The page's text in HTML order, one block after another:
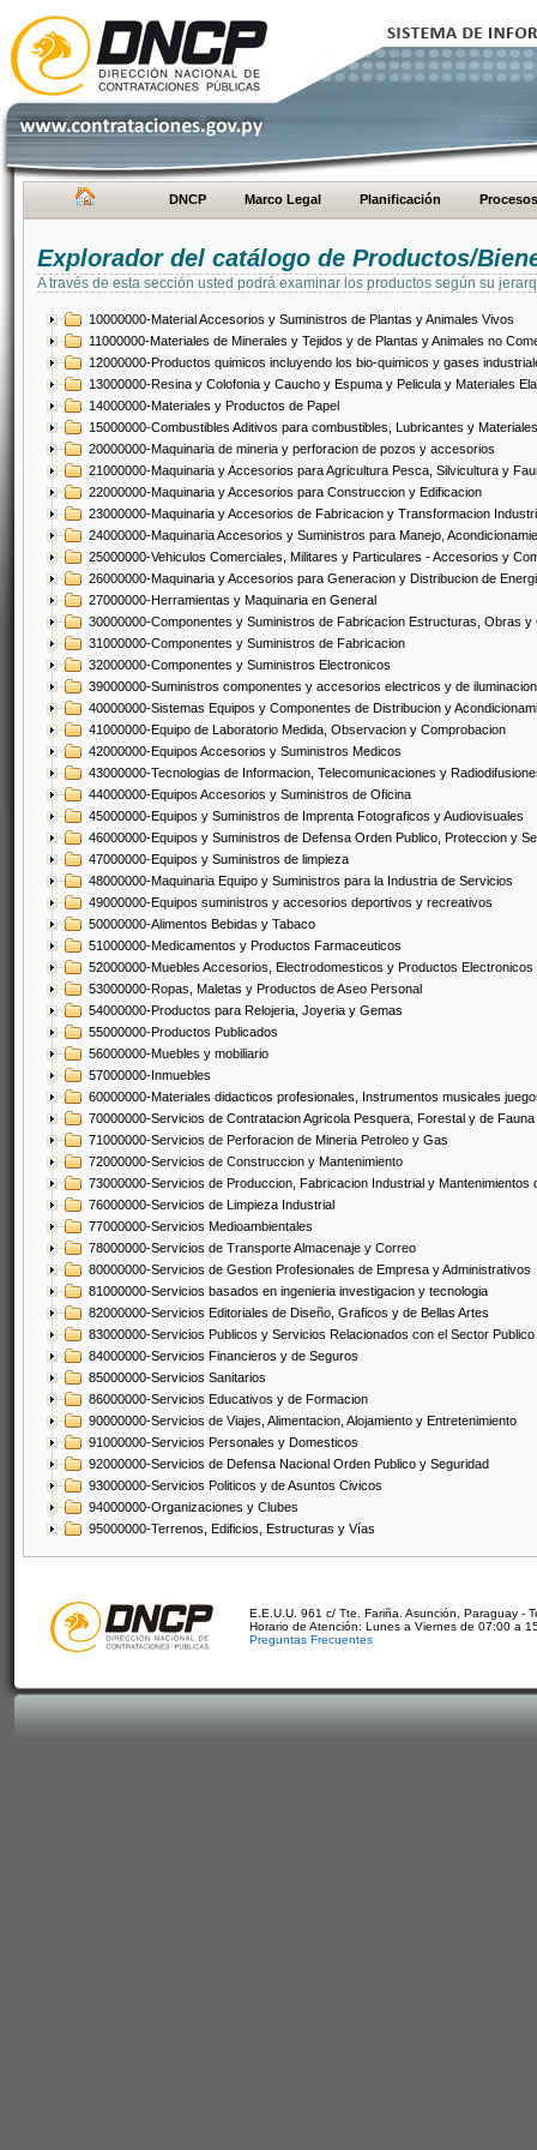
DNCP Marco Legal Planificación Procesos
Explorador del catálogo de Productos/
A través de esta sección usted podrá examinar los productos según su
10000000-Material Accesorios y Suministros de Plantas y Animales Vivos
11000000-Materiales de Minerales y Tejidos y de Plantas y Animales no
12000000-Productos quimicos incluyendo los bio-quimicos y gases
13000000-Resina y Colofonia y Caucho y Espuma y Pelicula y Materiales
14000000-Materiales y Productos de Papel
15000000-Combustibles Aditivos para combustibles, Lubricantes y
20000000-Maquinaria de mineria y perforacion de pozos y accesorios
21000000-Maquinaria y Accesorios para Agricultura Pesca, Silvicultura y
22000000-Maquinaria y Accesorios para Construccion y Edificacion
23000000-Maquinaria y Accesorios de Fabricacion y Transformacion
24000000-Maquinaria Accesorios y Suministros para Manejo,
25000000-Vehiculos Comerciales, Militares y Particulares - Accesorios y
26000000-Maquinaria y Accesorios para Generacion y Distribucion de
27000000-Herramientas y Maquinaria en General
30000000-Componentes y Suministros de Fabricacion Estructuras, Obras
31000000-Componentes y Suministros de Fabricacion
32000000-Componentes y Suministros Electronicos
39000000-Suministros componentes y accesorios electricos y de iluminacion
40000000-Sistemas Equipos y Componentes de Distribucion y
41000000-Equipo de Laboratorio Medida, Observacion y Comprobacion
42000000-Equipos Accesorios y Suministros Medicos
43000000-Tecnologias de Informacion, Telecomunicaciones y
44000000-Equipos Accesorios y Suministros de Oficina
45000000-Equipos y Suministros de Imprenta Fotograficos y Audiovisuales
46000000-Equipos y Suministros de Defensa Orden Publico, Proteccion y
47000000-Equipos y Suministros de limpieza
48000000-Maquinaria Equipo y Suministros para la Industria de Servicios
49000000-Equipos suministros y accesorios deportivos y recreativos
50000000-Alimentos Bebidas y Tabaco
51000000-Medicamentos y Productos Farmaceuticos
52000000-Muebles Accesorios, Electrodomesticos y Productos Electronicos
53000000-Ropas, Maletas y Productos de Aseo Personal
54000000-Productos para Relojeria, Joyeria y Gemas
55000000-Productos Publicados
56000000-Muebles y mobiliario
57000000-Inmuebles
60000000-Materiales didacticos profesionales, Instrumentos musicales
70000000-Servicios de Contratacion Agricola Pesquera, Forestal y de Fauna
71000000-Servicios de Perforacion de Mineria Petroleo y Gas
72000000-Servicios de Construccion y Mantenimiento
73000000-Servicios de Produccion, Fabricacion Industrial y Mantenimientos
76000000-Servicios de Limpieza Industrial
77000000-Servicios Medioambientales
78000000-Servicios de Transporte Almacenaje y Correo
80000000-Servicios de Gestion Profesionales de Empresa y Administrativos
81000000-Servicios basados en ingenieria investigacion y tecnologia
82000000-Servicios Editoriales de Diseño, Graficos y de Bellas Artes
83000000-Servicios Publicos y Servicios Relacionados con el Sector Publico
84000000-Servicios Financieros y de Seguros
85000000-Servicios Sanitarios
86000000-Servicios Educativos y de Formacion
90000000-Servicios de Viajes, Alimentacion, Alojamiento y Entretenimiento
91000000-Servicios Personales y Domesticos
92000000-Servicios de Defensa Nacional Orden Publico y Seguridad
93000000-Servicios Politicos y de Asuntos Civicos
94000000-Organizaciones y Clubes
95000000-Terrenos, Edificios, Estructuras y Vías
E.E.U.U. 961 c/ Tte. Fariña. Asunción, Paraguay -
Horario de Atención: Lunes a Viernes de 07:00 a
Preguntas Frecuentes